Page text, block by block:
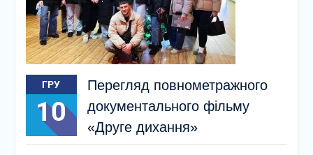
ГРУ
10
Перегляд повнометражного
документального фільму
«Друге дихання»